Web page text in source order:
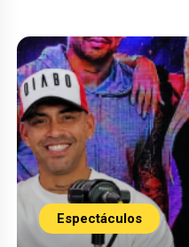
Espectáculos